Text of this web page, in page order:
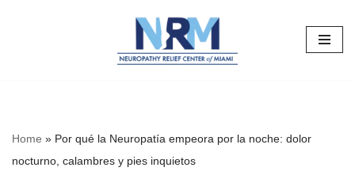
Home » Por qué la Neuropatía empeora por la noche: dolor
nocturno, calambres y pies inquietos